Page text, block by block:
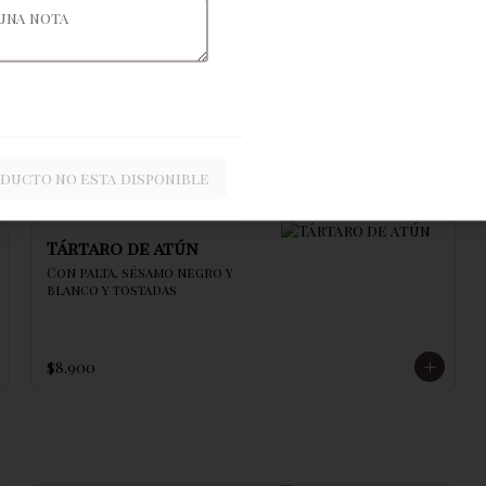
Tártaro de atún
Con palta, sésamo negro y
blanco y tostadas
$8.900
no esta disponible